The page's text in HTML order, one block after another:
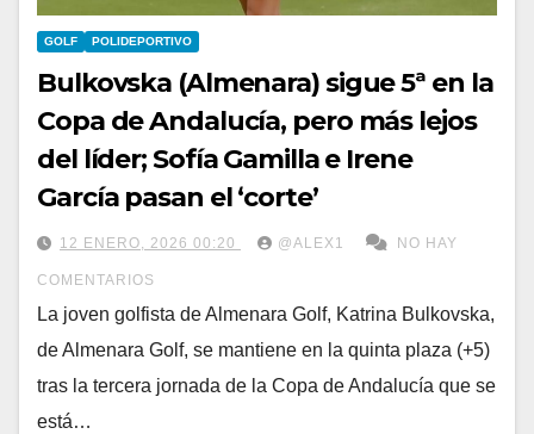
GOLF POLIDEPORTIVO
Bulkovska (Almenara) sigue 5ª en la
Copa de Andalucía, pero más lejos
del líder; Sofía Gamilla e Irene
García pasan el ‘corte’
12 ENERO, 2026 00:20 @ALEX1 NO HAY
COMENTARIOS
La joven golfista de Almenara Golf, Katrina Bulkovska,
de Almenara Golf, se mantiene en la quinta plaza (+5)
tras la tercera jornada de la Copa de Andalucía que se
está…